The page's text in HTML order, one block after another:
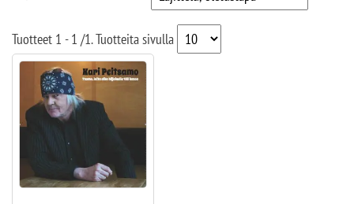
Tuotteet 1 - 1 /1. Tuotteita sivulla